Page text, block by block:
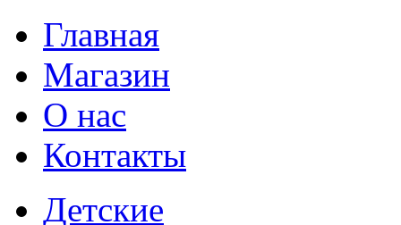
Главная
Магазин
О нас
Контакты
Детские